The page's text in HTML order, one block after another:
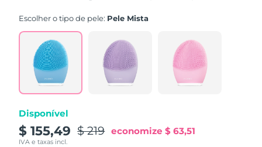
rating
Read
Reviews.
Same
page
link.
Escolher o tipo de pele: Pele Mista
Disponível
$ 155,49 $ 219 economize$ 63,51
IVA e taxas incl.